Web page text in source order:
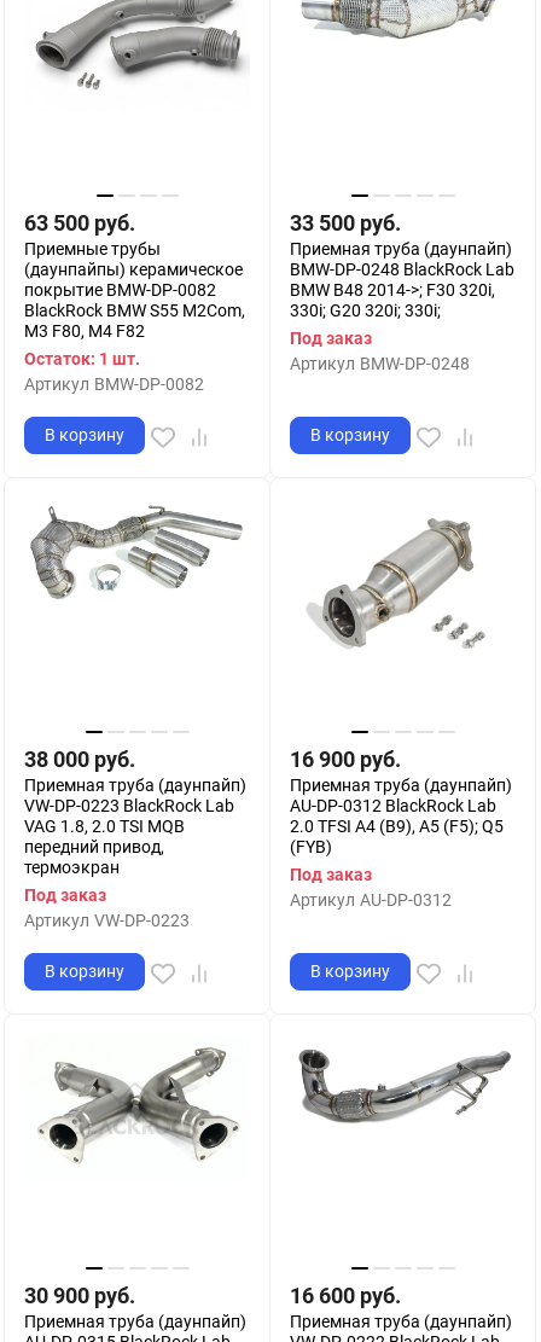
63 500 руб.
Приемные трубы
(даунпайпы) керамическое
покрытие BMW-DP-0082
BlackRock BMW S55 M2Com,
M3 F80, M4 F82
Остаток: 1 шт.
Артикул BMW-DP-0082
В корзину
33 500 руб.
Приемная труба (даунпайп)
BMW-DP-0248 BlackRock Lab
BMW B48 2014->; F30 320i,
330i; G20 320i; 330i;
Под заказ
Артикул BMW-DP-0248
В корзину
38 000 руб.
Приемная труба (даунпайп)
VW-DP-0223 BlackRock Lab
VAG 1.8, 2.0 TSI MQB
передний привод,
термоэкран
Под заказ
Артикул VW-DP-0223
В корзину
16 900 руб.
Приемная труба (даунпайп)
AU-DP-0312 BlackRock Lab
2.0 TFSI A4 (B9), A5 (F5); Q5
(FYB)
Под заказ
Артикул AU-DP-0312
В корзину
30 900 руб.
Приемная труба (даунпайп)
16 600 руб.
Приемная труба (даунпайп)